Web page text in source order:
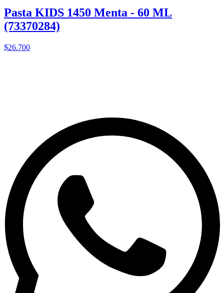
Pasta KIDS 1450 Menta - 60 ML
(73370284)
$26.700